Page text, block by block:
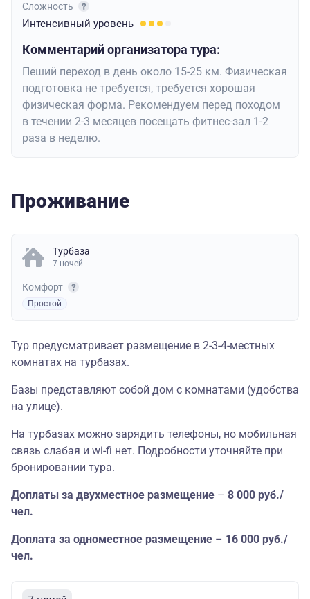
Сложность
Интенсивный уровень
Комментарий организатора тура:
Пеший переход в день около 15-25 км. Физическая
подготовка не требуется, требуется хорошая
физическая форма. Рекомендуем перед походом
в течении 2-3 месяцев посещать фитнес-зал 1-2
раза в неделю.
Проживание
Турбаза
7 ночей
Комфорт
Простой
Тур предусматривает размещение в 2-3-4-местных
комнатах на турбазах.
Базы представляют собой дом с комнатами (удобства
на улице).
На турбазах можно зарядить телефоны, но мобильная
связь слабая и wi-fi нет. Подробности уточняйте при
бронировании тура.
Доплаты за двухместное размещение – 8 000 руб./
чел.
Доплата за одноместное размещение – 16 000 руб./
чел.